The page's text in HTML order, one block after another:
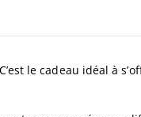
le cadeau idéal à